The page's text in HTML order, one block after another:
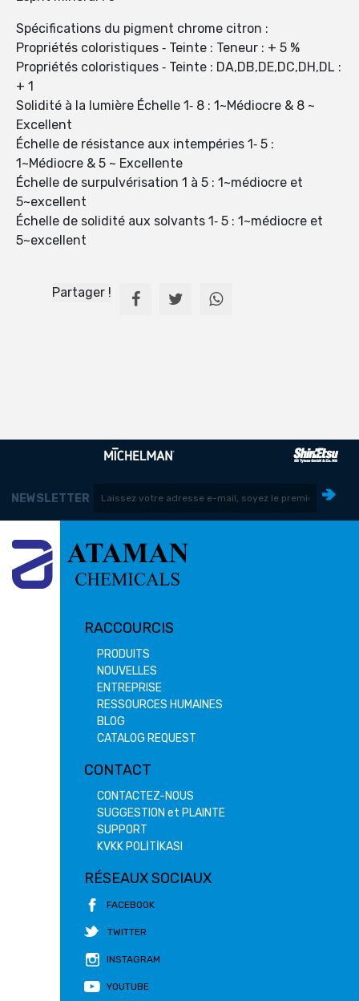
Spécifications du pigment chrome citron :
Propriétés coloristiques ‐ Teinte : Teneur : + 5 %
Propriétés coloristiques ‐ Teinte : DA,DB,DE,DC,DH,DL :
+ 1
Solidité à la lumière Échelle 1‐ 8 : 1~Médiocre & 8 ~
Excellent
Échelle de résistance aux intempéries 1‐ 5 :
1~Médiocre & 5 ~ Excellente
Échelle de surpulvérisation 1 à 5 : 1~médiocre et
5~excellent
Échelle de solidité aux solvants 1‐ 5 : 1~médiocre et
5~excellent
Partager !
NEWSLETTER
RACCOURCIS
PRODUITS
NOUVELLES
ENTREPRISE
RESSOURCES HUMAINES
BLOG
CATALOG REQUEST
CONTACT
CONTACTEZ-NOUS
SUGGESTION et PLAINTE
SUPPORT
KVKK POLİTİKASI
RÉSEAUX SOCIAUX
FACEBOOK
TWITTER
INSTAGRAM
YOUTUBE